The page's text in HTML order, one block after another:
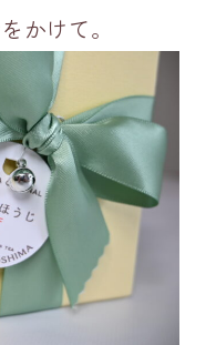
かけて。